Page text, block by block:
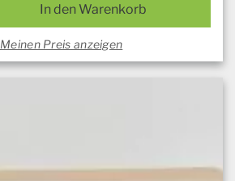
In den Warenkorb
Meinen Preis anzeigen